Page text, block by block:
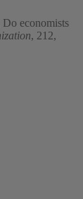
Do economists
, 212,